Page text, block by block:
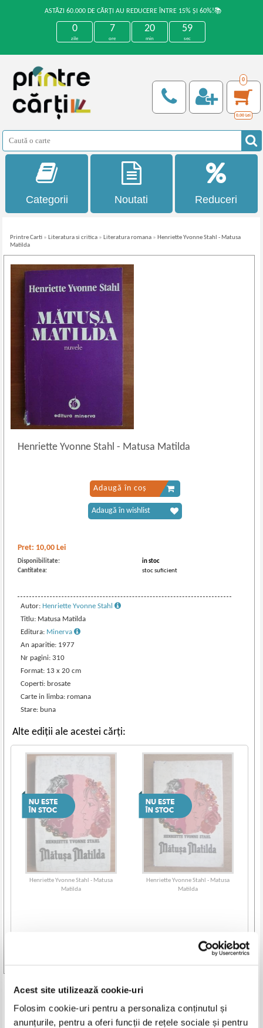
Acest site utilizează cookie-uri
Folosim cookie-uri pentru a personaliza conținutul și
anunțurile, pentru a oferi funcții de rețele sociale și pentru
ASTĂZI 60.000 DE CĂRȚI AU REDUCERE ÎNTRE 15% ȘI 60%!📚
0
zile
7
ore
20
min
59
sec
0
0,00 Lei
Categorii Noutati Reduceri
Printre Carti » Literatura si critica » Literatura romana » Henriette Yvonne Stahl - Matusa
Matilda
Henriette Yvonne Stahl- Matusa Matilda
Pret: 10,00 Lei
Disponibilitate:
in stoc
Cantitatea:
stoc suficient
Autor: Henriette Yvonne Stahl
Titlu: Matusa Matilda
Editura: Minerva
An aparitie: 1977
Nr pagini: 310
Format: 13 x 20 cm
Coperti: brosate
Carte in limba: romana
Stare: buna
Adaugă în coș
Adaugă în wishlist
Alte ediții ale acestei cărți:
Henriette Yvonne Stahl - Matusa
Matilda
Henriette Yvonne Stahl - Matusa
Matilda
Produse din aceeasi categorie
-60%